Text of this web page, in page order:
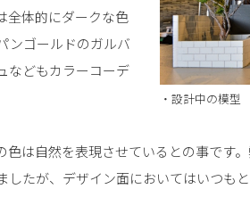
全体的にダークな色
ンゴールドのガルバ
などもカラーコーデ
・設計中の模型
は自然を表現させているとの事です
たが、デザイン面においてはいつも